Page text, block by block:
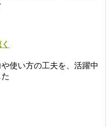
使い方の工夫を、活躍中